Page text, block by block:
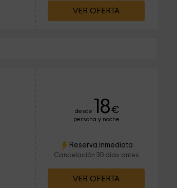
VER OFERTA
desde 18€
persona y noche
Reserva inmediata
Cancelación 30 días antes
VER OFERTA